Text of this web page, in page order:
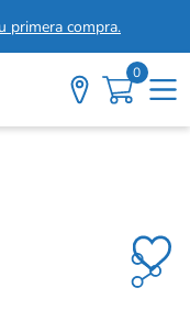
primera compra.
0